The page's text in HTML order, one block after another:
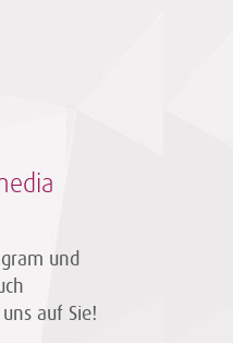
und
auf Sie!